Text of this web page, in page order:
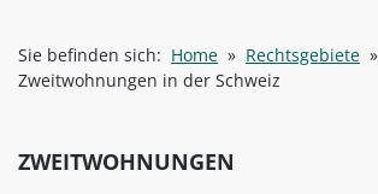
Sie befinden sich: Home » Rechtsgebiete »
Zweitwohnungen in der Schweiz
ZWEITWOHNUNGEN